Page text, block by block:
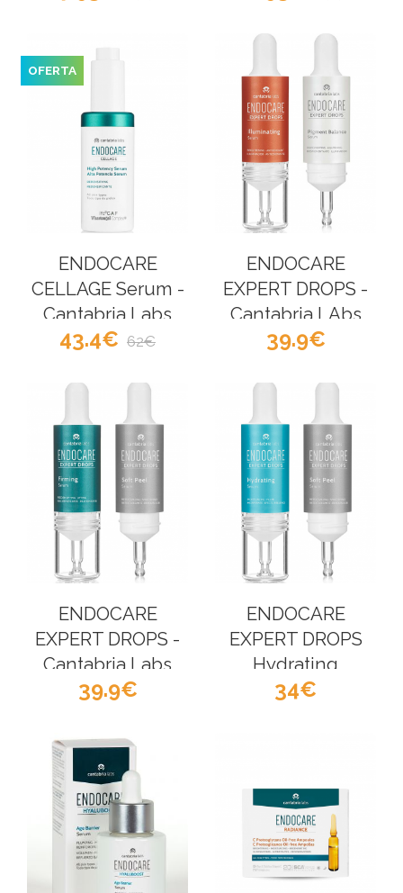
ENDOCARE
CELLAGE Serum -
Cantabria Labs
OFERTA
43.4 62
ENDOCARE
EXPERT DROPS -
Cantabria LAbs
39.9
ENDOCARE
EXPERT DROPS -
Cantabria Labs
39.9
ENDOCARE
EXPERT DROPS
Hydrating
Protocol -
34